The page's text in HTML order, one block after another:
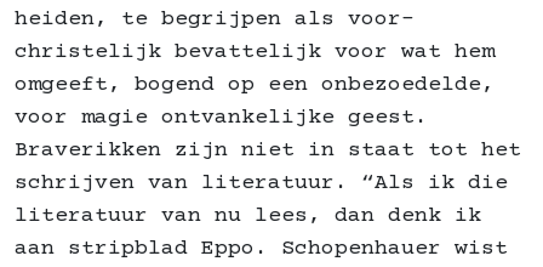
heiden, te begrijpen als voor-
christelijk bevattelijk voor wat hem
omgeeft, bogend op een onbezoedelde,
voor magie ontvankelijke geest.
Braverikken zijn niet in staat tot het
schrijven van literatuur. “Als ik die
literatuur van nu lees, dan denk ik
aan stripblad Eppo. Schopenhauer wist